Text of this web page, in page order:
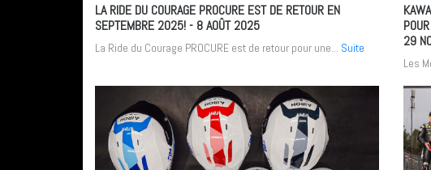
LA RIDE DU COURAGE PROCURE EST DE RETOUR EN
SEPTEMBRE 2025!- 8 AOÛT 2025
La Ride du Courage PROCURE est de retour pour une... Suite
29
Les